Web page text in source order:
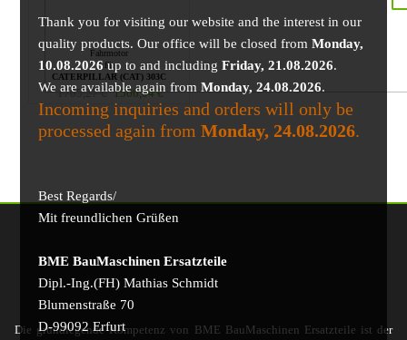
Thank you for visiting our website and the interest in our
quality products. Our office will be closed fromMonday,
10.08.2026up to and includingFriday, 21.08.2026.
We are available again fromMonday, 24.08.2026.
Incoming inquiries and orders will only be
processed again fromMonday, 24.08.2026.
Best Regards/
Mit freundlichen Grüßen
BME BauMaschinen Ersatzteile
Dipl.-Ing.(FH) Mathias Schmidt
Blumenstraße 70
D-99092 Erfurt
Fahrmotor
für
CATERPILLAR (CAT) 303C
1705,27€ 1566,04€
Die grundlegende Kompetenz von BME BauMaschinen Ersatzteile ist der